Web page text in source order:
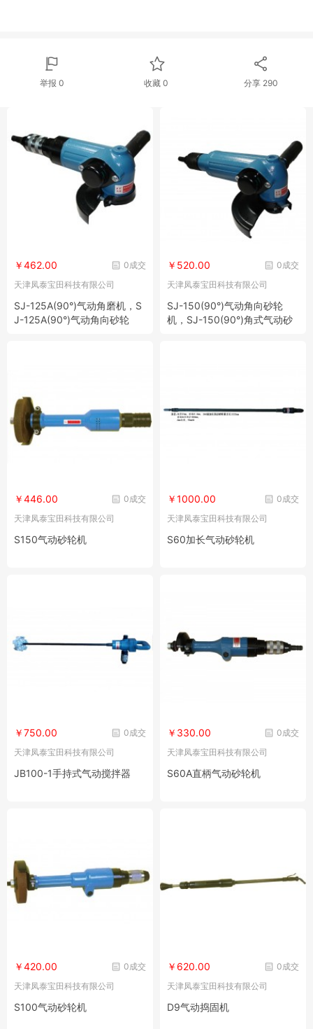
举报 0 收藏 0 分享 290
0成交
￥462.00
天津凤泰宝田科技有限公司
SJ-125A(90°)气动角磨机，S
J-125A(90°)气动角向砂轮
0成交
￥520.00
天津凤泰宝田科技有限公司
SJ-150(90°)气动角向砂轮
机，SJ-150(90°)角式气动砂
0成交
￥446.00
天津凤泰宝田科技有限公司
S150气动砂轮机
0成交
￥1000.00
天津凤泰宝田科技有限公司
S60加长气动砂轮机
0成交
￥750.00
天津凤泰宝田科技有限公司
JB100-1手持式气动搅拌器
0成交
￥330.00
天津凤泰宝田科技有限公司
S60A直柄气动砂轮机
0成交
￥420.00
天津凤泰宝田科技有限公司
S100气动砂轮机
0成交
￥620.00
天津凤泰宝田科技有限公司
D9气动捣固机